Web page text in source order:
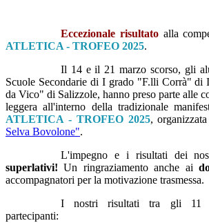
Eccezionale risultatoalla
ATLETICA - TROFEO 2025.
Il 14 e il 21 marzo scorso, gli
Scuole Secondarie di I grado "F.lli Corrà" di
da Vico" di Salizzole, hanno preso parte alle
leggera all'interno della tradizionale
ATLETICA - TROFEO 2025,
Selva Bovolone".
L'impegno e i risultati dei
superlativi! Un ringraziamento anche ai
accompagnatori per la motivazione trasmessa.
I nostri risultati tra gli 11
partecipanti: